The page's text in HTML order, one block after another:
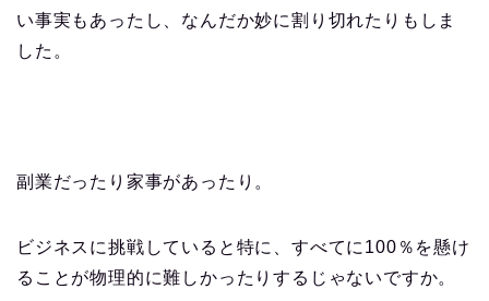
い事実もあったし、なんだか妙に割り切れたりもしま
した。
副業だったり家事があったり。
ビジネスに挑戦していると特に、すべてに100％を懸け
ることが物理的に難しかったりするじゃないですか。